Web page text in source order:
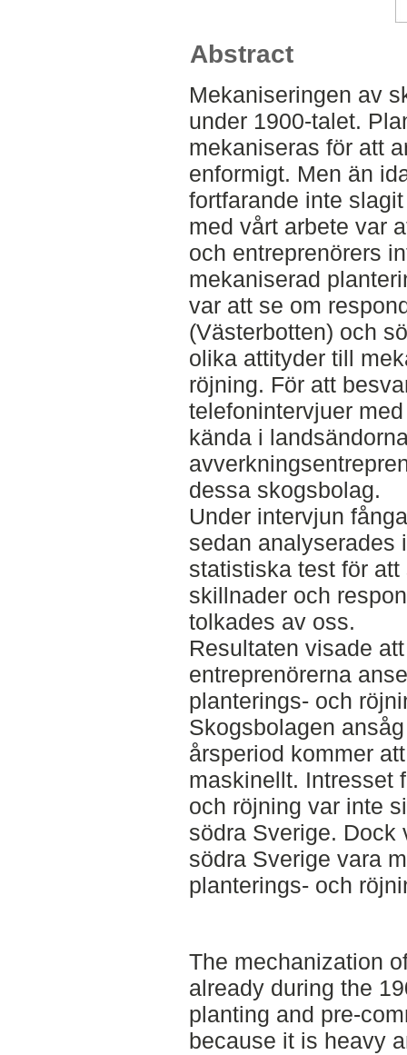
Abstract
Mekaniseringen av
under 1900-talet.
mekaniseras för att
enformigt. Men än
fortfarande inte
med vårt arbete var
och entreprenörers
mekaniserad
var att se om
(Västerbotten) och
olika attityder till
röjning. För att
telefonintervjuer
kända i
dessa skogsbolag.
Under intervjun
sedan analyserades
statistiska test för
skillnader och
tolkades av oss.
Resultaten visade
entreprenörerna
planterings- och
Skogsbolagen
årsperiod kommer
maskinellt. Intresset
och röjning var inte
södra Sverige. Dock
södra Sverige vara
planterings- och
The mechanization
already during the
planting and pre-
because it is heavy